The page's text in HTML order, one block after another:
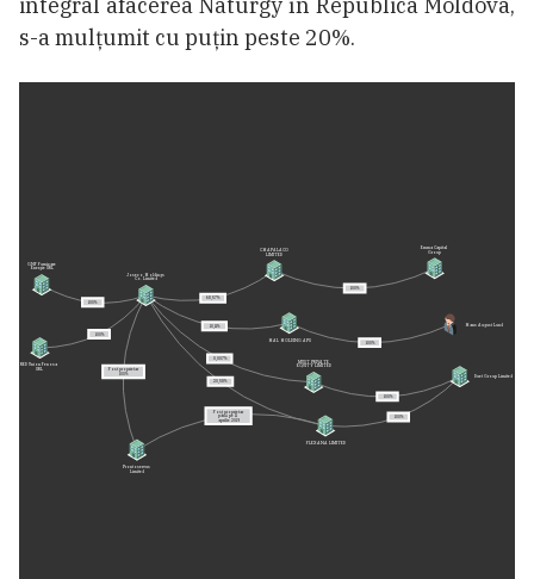
integral afacerea Naturgy în Republica Moldova,
s-a mulțumit cu puțin peste 20%.